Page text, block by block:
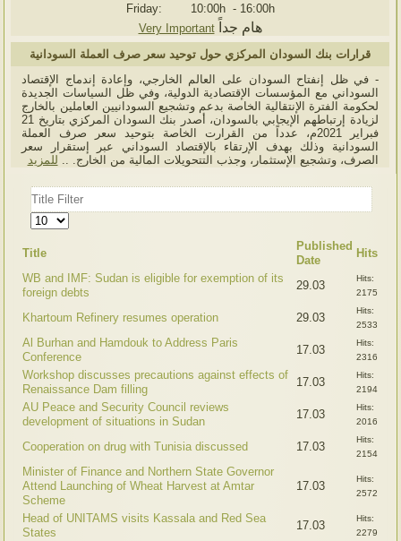
Friday: 10:00h - 16:00h
Very Important
هام جداً
قرارات بنك السودان المركزي حول توحيد سعر صرف العملة السودانية
- في ظل إنفتاح السودان على العالم الخارجي، وإعادة إندماج الإقتصاد
السوداني مع المؤسسات الإقتصادية الدولية، وفي ظل السياسات الجديدة
لحكومة الفترة الإنتقالية الخاصة بدعم وتشجيع السودانيين العاملين بالخارج
لزيادة إرتباطهم الإيجابي بالسودان، أصدر بنك السودان المركزي بتاريخ 21
فبراير 2021م، عدداً من القرارت الخاصة بتوحيد سعر صرف العملة
السودانية وذلك بهدف الإرتقاء بالإقتصاد السوداني عبر إستقرار سعر
الصرف، وتشجيع الإستثمار، وجذب التتحويلات المالية من الخارج. .. للمزيد
Title
Filter
Display
#
Title
Published
Date
Hits
WB and IMF: Sudan is eligible for exemption of its
foreign debts
29.03
Hits:
2175
Khartoum Refinery resumes operation 29.03
Hits:
2533
Al Burhan and Hamdouk to Address Paris
Conference
17.03
Hits:
2316
Workshop discusses precautions against effects of
Renaissance Dam filling
17.03
Hits:
2194
AU Peace and Security Council reviews
development of situations in Sudan
17.03
Hits:
2016
Cooperation on drug with Tunisia discussed 17.03
Hits:
2154
Minister of Finance and Northern State Governor
Attend Launching of Wheat Harvest at Amtar
Scheme
17.03
Hits:
2572
Head of UNITAMS visits Kassala and Red Sea
States
17.03
Hits:
2279